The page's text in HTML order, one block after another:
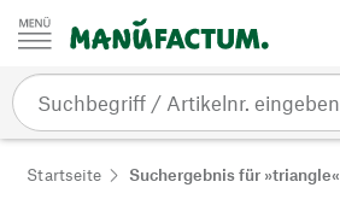
Zum Inhalt springen
Startseite Suchergebnis für »triangle«